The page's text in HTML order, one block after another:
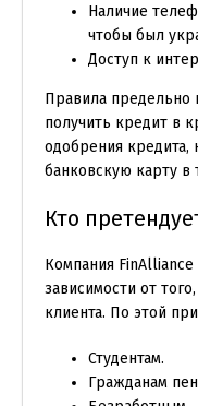
Наличие
чтобы был
Доступ к
Правила предельно
получить кредит в
одобрения кредита,
банковскую карту в
Кто
Компания
зависимости от
клиента. По этой
Студентам.
Гражданам